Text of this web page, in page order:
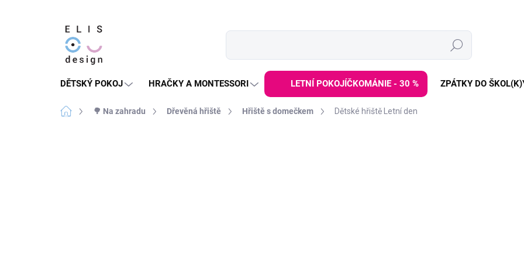
Hledat
DĚTSKÝ POKOJ HRAČKY A MONTESSORI LETNÍ POKOJÍČKOMÁNIE - 30 % ZPÁTKY DO
Domů 🌳 Na zahradu Dřevěná hřiště Hřiště s domečkem Dětské hřiště Letní den